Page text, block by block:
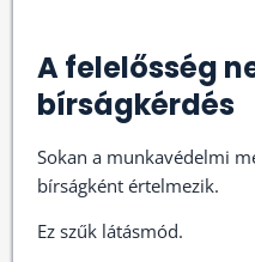
A felelősség
bírságkérdés
Sokan a munkavédelmi
bírságként értelmezik.
Ez szűk látásmód.